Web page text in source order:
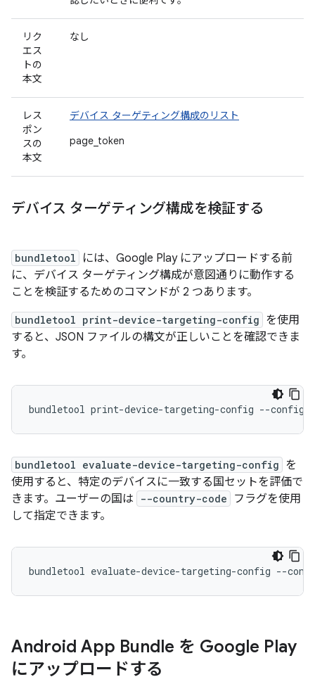
リク
エス
トの
本文
なし
レス
ポン
スの
本文
デバイス ターゲティング構成のリスト
page_token
デバイス ターゲティング構成を検証する
bundletool
には、Google Play にアップロードする前
に、デバイス ターゲティング構成が意図通りに動作する
ことを検証するためのコマンドが 2 つあります。
bundletool print-device-targeting-config を使用
すると、JSON ファイルの構文が正しいことを確認できま
す。
bundletool evaluate-device-targeting-config を
使用すると、特定のデバイスに一致する国セットを評価で
きます。ユーザーの国は
--country-code
フラグを使用
して指定できます。
Android App Bundle を Google Play
にアップロードする